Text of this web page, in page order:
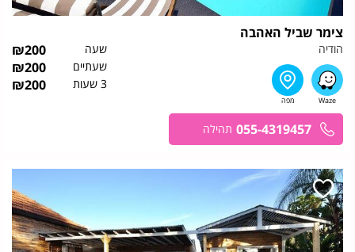
צימר שביל האהבה
הודיה שעה ₪200
שעתיים ₪200
3 שעות ₪200
055-4319457 תהילה